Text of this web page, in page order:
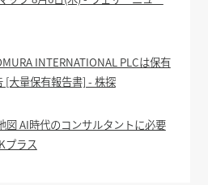
INTERNATIONAL PLCは保有
[大量保有報告書] - 株探
AI時代のコンサルタントに必要
プラス